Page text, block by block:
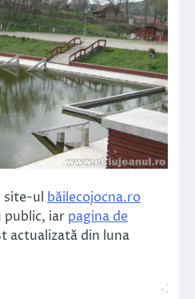
site-ul băilecojocna.ro
public, iar pagina de
actualizată din luna